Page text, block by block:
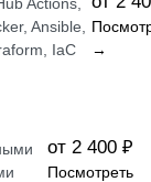
Ansible,
IaC
→
от 2 400 ₽
Посмотреть